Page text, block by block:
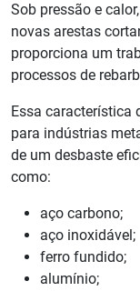
Sob pressão e
novas arestas
proporciona um
processos de
Essa característica
para indústrias
de um desbaste
como:
aço carbono;
aço inoxidável;
ferro fundido;
alumínio;